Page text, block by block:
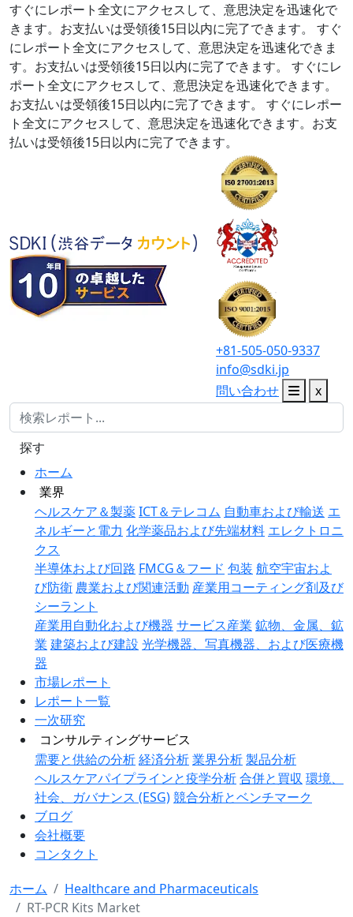
すぐにレポート全文にアクセスして、意思決定を迅速化で
きます。お支払いは受領後15日以内に完了できます。
すぐ
にレポート全文にアクセスして、意思決定を迅速化できま
す。お支払いは受領後15日以内に完了できます。
すぐにレ
ポート全文にアクセスして、意思決定を迅速化できます。
お支払いは受領後15日以内に完了できます。
すぐにレポー
ト全文にアクセスして、意思決定を迅速化できます。お支
払いは受領後15日以内に完了できます。
+81-505-050-9337
info@sdki.jp
問い合わせ
x
ホーム
業界
ヘルスケア＆製薬ICT＆テレコム 自動車および輸送 エ
ネルギーと電力 化学薬品および先端材料 エレクトロニ
クス
半導体および回路 FMCG＆フード 包装 航空宇宙およ
び防衛 農業および関連活動 産業用コーティング剤及び
シーラント
産業用自動化および機器 サービス産業 鉱物、金属、鉱
業 建築および建設 光学機器、写真機器、および医療機
器
市場レポート
レポート一覧
一次研究
コンサルティングサービス
需要と供給の分析経済分析業界分析製品分析
ヘルスケアパイプラインと疫学分析合併と買収 環境、
社会、ガバナンス (ESG)競合分析とベンチマーク
ブログ
会社概要
コンタクト
探す
ホーム
Healthcare and Pharmaceuticals
RT-PCR Kits Market